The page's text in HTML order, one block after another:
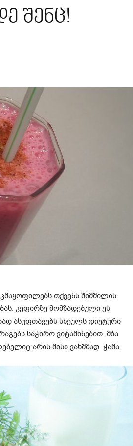
შენც!
თქვენს შიმშილის
კეფირზე მომზადებული ეს
ასუფთავებს სხეულს დიეტური
საჭირო ვიტამინებით. მზა
არის მისი ვახშმად ჭამა.